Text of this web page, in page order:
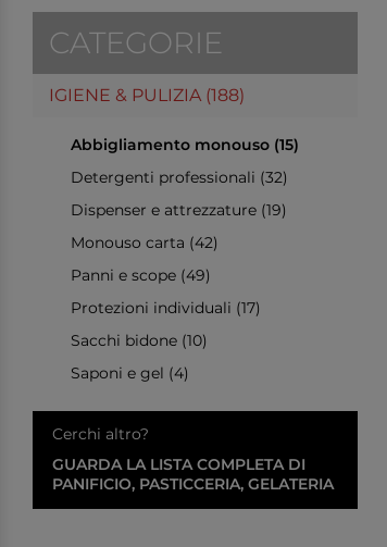
CATEGORIE
IGIENE & PULIZIA (188)
Abbigliamento monouso (15)
Detergenti professionali (32)
Dispenser e attrezzature (19)
Monouso carta (42)
Panni e scope (49)
Protezioni individuali (17)
Sacchi bidone (10)
Saponi e gel (4)
Cerchi altro?
GUARDA LA LISTA COMPLETA DI
PANIFICIO, PASTICCERIA, GELATERIA